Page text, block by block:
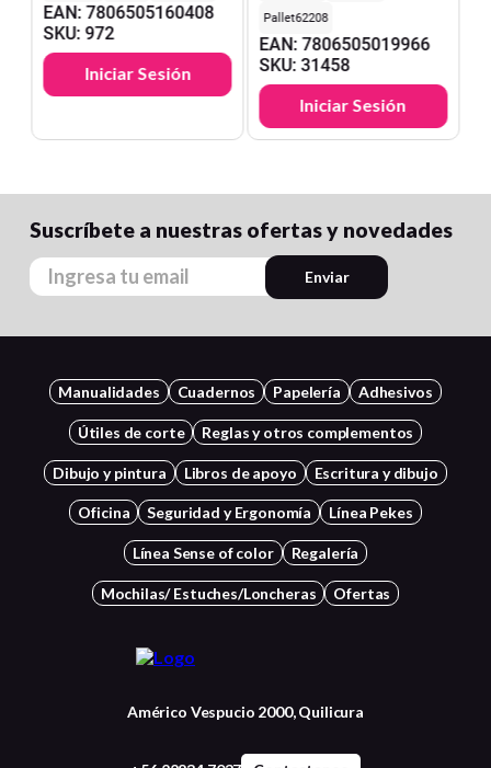
EAN:7806505160408
SKU:972
Iniciar Sesión
62208
EAN:7806505019966
SKU:31458
Iniciar Sesión
Suscríbete a nuestras ofertas y novedades
Enviar
Manualidades Cuadernos Papelería Adhesivos
Útiles de corte Reglas y otros complementos
Dibujo y pintura Libros de apoyo Escritura y dibujo
Oficina Seguridad y Ergonomía Línea Pekes
Línea Sense of color Regalería
Mochilas/ Estuches/Loncheras Ofertas
Américo Vespucio 2000, Quilicura